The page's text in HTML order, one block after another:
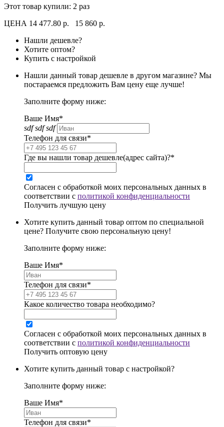
Этот товар купили: 2 раз
ЦЕНА 14 477.80 р.
15 860 р.
Нашли дешевле?
Хотите оптом?
Купить с настройкой
Нашли данный товар дешевле в другом магазине? Мы
постараемся предложить Вам цену еще лучше!
Заполните форму ниже:
Ваше Имя*
sdf sdf sdf
Телефон для связи*
Где вы нашли товар дешевле(адрес сайта)?*
Согласен с обработкой моих персональных данных в
соответствии с политикой конфиденциальности
Получить лучшую цену
Хотите купить данный товар оптом по специальной
цене? Получите свою персональную цену!
Заполните форму ниже:
Ваше Имя*
Телефон для связи*
Какое количество товара необходимо?
Согласен с обработкой моих персональных данных в
соответствии с политикой конфиденциальности
Получить оптовую цену
Хотите купить данный товар с настройкой?
Заполните форму ниже:
Ваше Имя*
Телефон для связи*